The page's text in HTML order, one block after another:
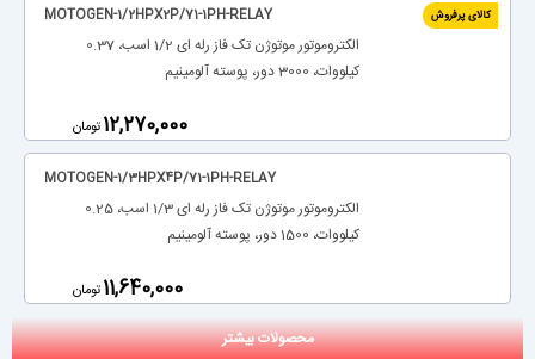
کالای پرفروش MOTOGEN-1/2HPX2P/71-1PH-RELAY
الکتروموتور موتوژن تک فاز رله ای 1/2 اسب، 0.37
کیلووات، 3000 دور، پوسته آلومینیم
‎12,270,000 تومان
MOTOGEN-1/3HPX4P/71-1PH-RELAY
الکتروموتور موتوژن تک فاز رله ای 1/3 اسب، 0.25
کیلووات، 1500 دور، پوسته آلومینیم
‎11,640,000 تومان
محصولات بیشتر